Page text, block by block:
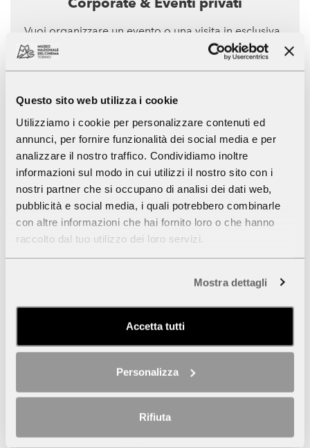
Questo sito web utilizza i cookie
Utilizziamo i cookie per personalizzare contenuti ed
annunci, per fornire funzionalità dei social media e per
analizzare il nostro traffico. Condividiamo inoltre
informazioni sul modo in cui utilizzi il nostro sito con i
nostri partner che si occupano di analisi dei dati web,
pubblicità e social media, i quali potrebbero combinarle
con altre informazioni che hai fornito loro o che hanno
raccolto dal tuo utilizzo dei loro servizi.
Mostra dettagli
Accetta tutti
Personalizza
Rifiuta
Vuoi organizzare un evento o una visita in esclusiva
al Museo Nazionale del Cinema?
Il Museo offre l'opportunità di usufruire dei propri
spazi per organizzare visite in esclusiva, eventi,
Riprese e foto
I suggestivi spazi del Museo Nazionale del Cinema si
riprese cinematografiche e televisive.